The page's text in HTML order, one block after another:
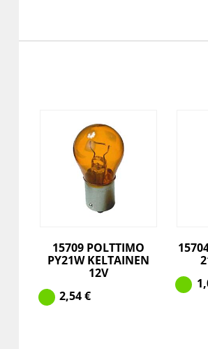
15709 POLTTIMO
PY21W KELTAINEN
12V
2,54€